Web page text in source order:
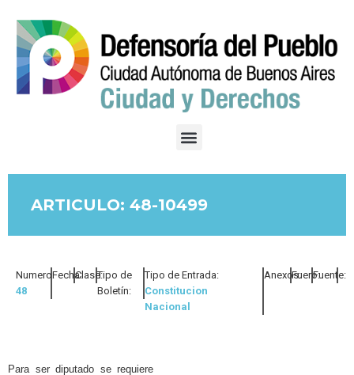
ARTICULO: 48-10499
Numero:
48
Fecha:Clase:Tipo de
Boletín:
Tipo de Entrada:
Constitucion
Nacional
Anexos:Fuero:Fuente:
Para ser diputado se requiere